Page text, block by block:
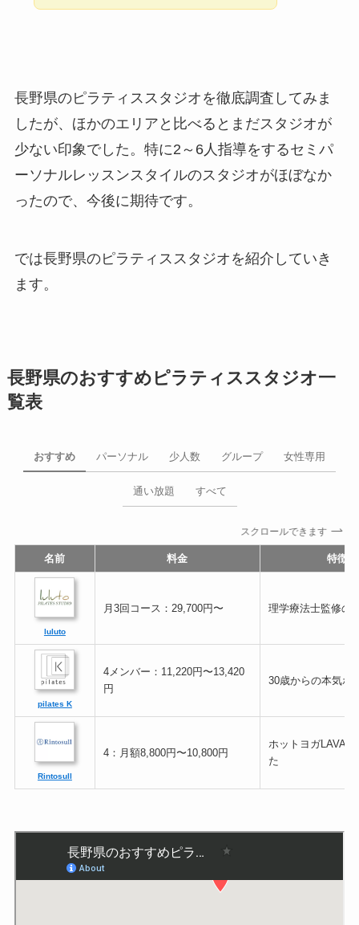
長野県のピラティススタジオを徹底調査してみま
したが、ほかのエリアと比べるとまだスタジオが
少ない印象でした。特に2～6人指導をするセミパ
ーソナルレッスンスタイルのスタジオがほぼなか
ったので、今後に期待です。
では長野県のピラティススタジオを紹介していき
ます。
長野県のおすすめピラティススタジオ一
覧表
おすすめ パーソナル 少人数 グループ 女性専用
通い放題 すべて
スクロールできます
名前 料金 特徴
luluto
月3回コース：29,700円〜 理学療法士監修の
pilates K
4メンバー：11,220円〜13,420
円
30歳からの本気ボ
Rintosull
4：月額8,800円〜10,800円
ホットヨガLAVA
た